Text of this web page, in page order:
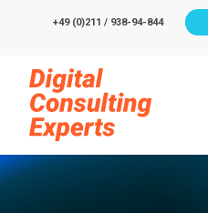
+49 (0)211 / 938-94-844